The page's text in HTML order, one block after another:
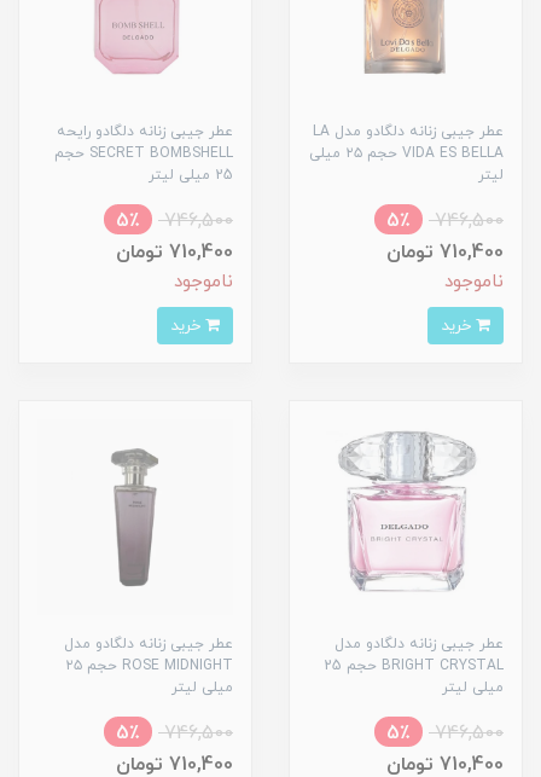
عطر جیبی زنانه دلگادو مدل LA
VIDA ES BELLA حجم ۲۵ میلی
لیتر
746,500
5٪
710,400 تومان
ناموجود
عطر جیبی زنانه دلگادو رایحه
SECRET BOMBSHELL حجم
25 میلی لیتر
746,500
5٪
710,400 تومان
ناموجود
عطر جیبی زنانه دلگادو مدل
BRIGHT CRYSTAL حجم 25
میلی لیتر
746,500
5٪
710,400 تومان
عطر جیبی زنانه دلگادو مدل
ROSE MIDNIGHT حجم ۲۵
میلی لیتر
746,500
5٪
710,400 تومان